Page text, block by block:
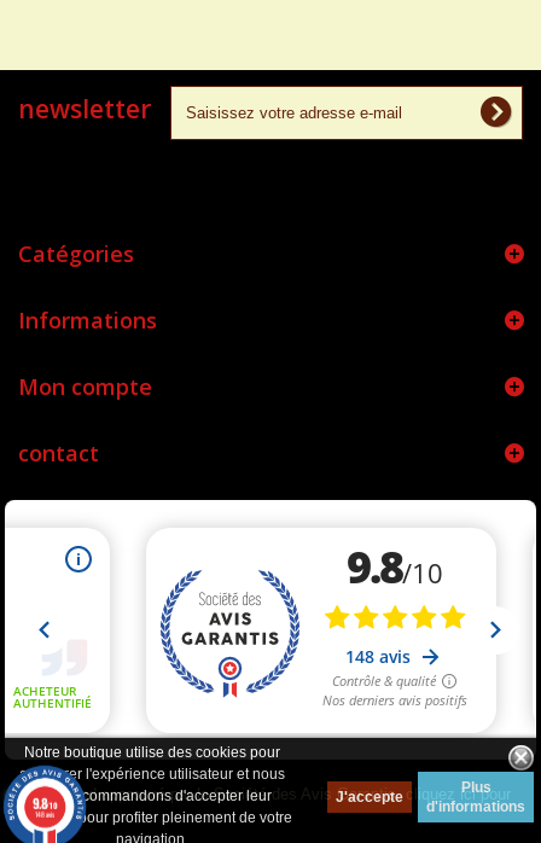
Notre boutique utilise des cookies pour
améliorer l'expérience utilisateur et nous
vous recommandons d'accepter leur
utilisation pour profiter pleinement de votre
navigation.
J'accepte
Plus
d'informations
newsletter
Catégories
Informations
Mon compte
contact
Marchand approuvé par la Société des Avis Garantis, cliquez ici pour
vérifier.
9.8/10
148 avis